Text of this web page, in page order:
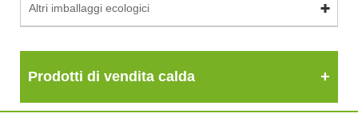
Altri imballaggi ecologici
Prodotti di vendita calda